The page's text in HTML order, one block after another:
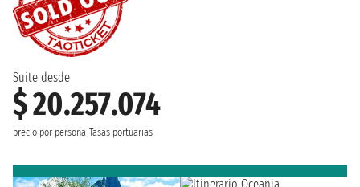
Suite desde
$ 20.257.074
precio por persona Tasas portuarias